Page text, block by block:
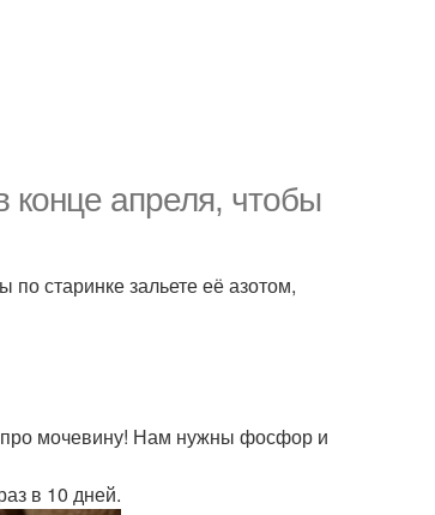
конце апреля, чтобы
старинке зальете её азотом,
про мочевину! Нам нужны фосфор и
в 10 дней.